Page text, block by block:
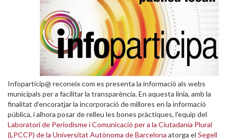
Infoparticip@ reconeix com es presenta la informació als webs
municipals per a facilitar la transparència. En aquesta línia, amb la
finalitat d’encoratjar la incorporació de millores en la informació
pública, i alhora posar de relleu les bones pràctiques, l'equip del
Laboratori de Periodisme i Comunicació per a la Ciutadania Plural
(LPCCP) de la Universitat Autònoma de Barcelona atorga el Segell